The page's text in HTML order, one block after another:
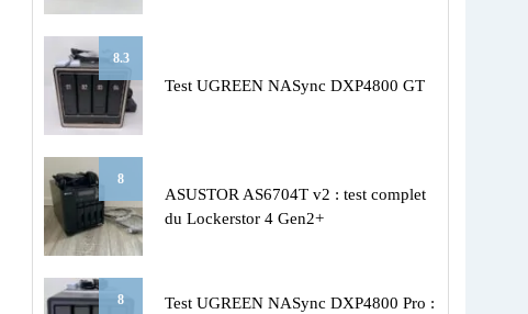
8.3
Test UGREEN NASync DXP4800 GT
8
ASUSTOR AS6704T v2 : test complet
du Lockerstor 4 Gen2+
8
Test UGREEN NASync DXP4800 Pro :